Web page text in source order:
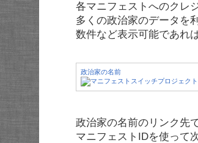
各マニフェストへのクレ
多くの政治家のデータを
数件など表示可能であれ
政治家の名前
政治家の名前のリンク先
マニフェストIDを使って